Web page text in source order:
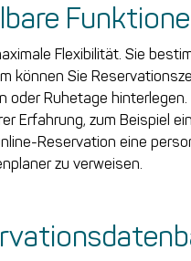
Flexibilität. Sie
können Sie
oder Ruhetage
Erfahrung, zum Beispiel
Reservation eine
zu verweisen.